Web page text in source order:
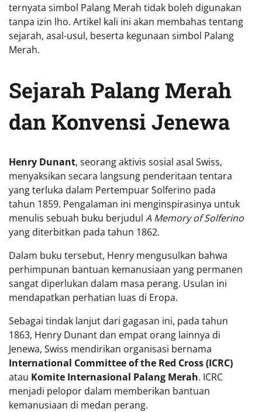
ternyata simbol Palang Merah tidak boleh digunakan
tanpa izin lho. Artikel kali ini akan membahas tentang
sejarah, asal-usul, beserta kegunaan simbol Palang
Merah.
Sejarah Palang Merah
dan Konvensi Jenewa
Henry Dunant, seorang aktivis sosial asal Swiss,
menyaksikan secara langsung penderitaan tentara
yang terluka dalam Pertempuar Solferino pada
tahun 1859. Pengalaman ini menginspirasinya untuk
menulis sebuah buku berjudul A Memory of Solferino
yang diterbitkan pada tahun 1862.
Dalam buku tersebut, Henry mengusulkan bahwa
perhimpunan bantuan kemanusiaan yang permanen
sangat diperlukan dalam masa perang. Usulan ini
mendapatkan perhatian luas di Eropa.
Sebagai tindak lanjut dari gagasan ini, pada tahun
1863, Henry Dunant dan empat orang lainnya di
Jenewa, Swiss mendirikan organisasi bernama
International Committee of the Red Cross (ICRC)
atau Komite Internasional Palang Merah. ICRC
menjadi pelopor dalam memberikan bantuan
kemanusiaan di medan perang.